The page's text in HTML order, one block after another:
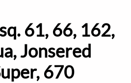
61, 66, 162,
Jonsered
670